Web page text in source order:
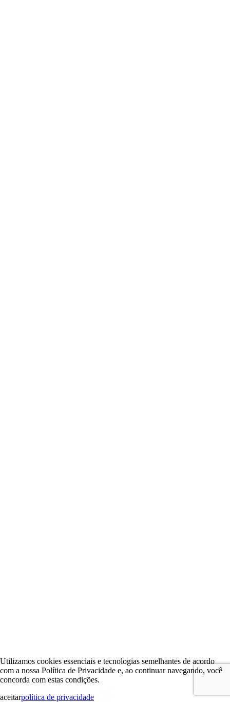
Utilizamos cookies essenciais e tecnologias semelhantes de acordo
com a nossa Política de Privacidade e, ao continuar navegando, você
concorda com estas condições.
aceitarpolítica de privacidade